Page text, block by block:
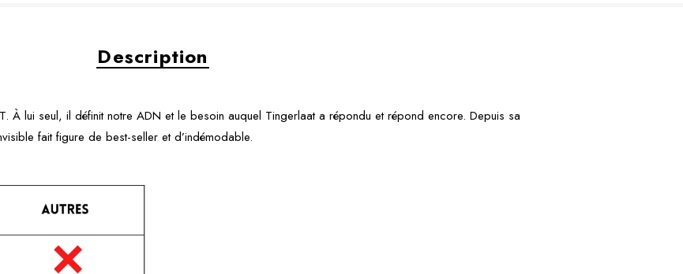
Description
À lui seul, il définit notre ADN et le besoin auquel Tingerlaat a répondu et répond encore. Depuis sa
fait figure de best-seller et d’indémodable.